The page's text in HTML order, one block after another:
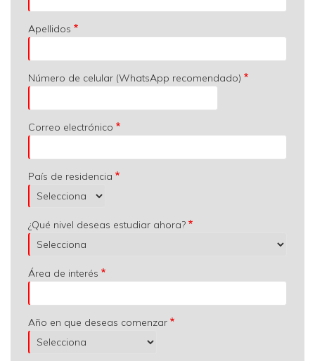
Apellidos
Número de celular (WhatsApp recomendado)
Correo electrónico
País de residencia
¿Qué nivel deseas estudiar ahora?
Área de interés
Año en que deseas comenzar